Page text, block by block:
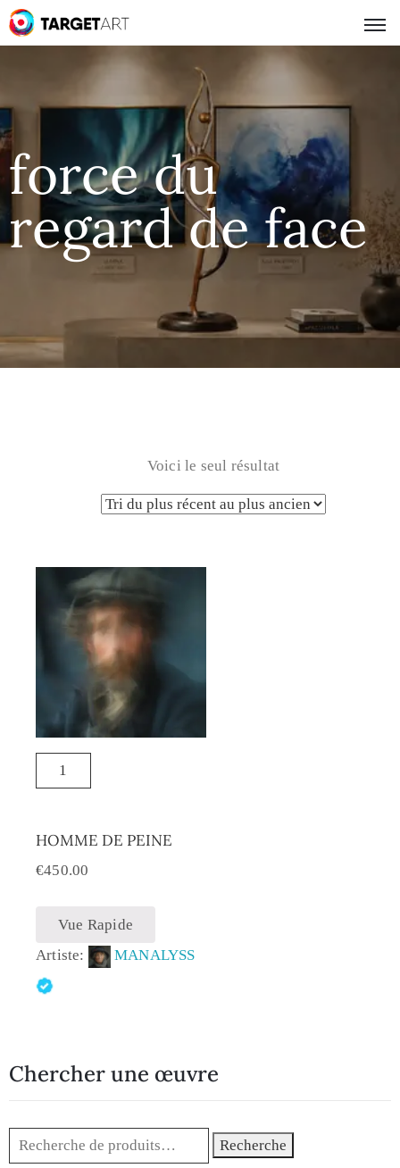
force du
regard de face
Voici le seul résultat
HOMME DE PEINE
€450.00
Vue Rapide
Artiste:
MANALYSS
Chercher une œuvre
Recherche